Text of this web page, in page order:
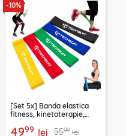
-10%
[Set 5x] Banda elastica
fitness, kinetoterapie,
4999 lei 5599 lei